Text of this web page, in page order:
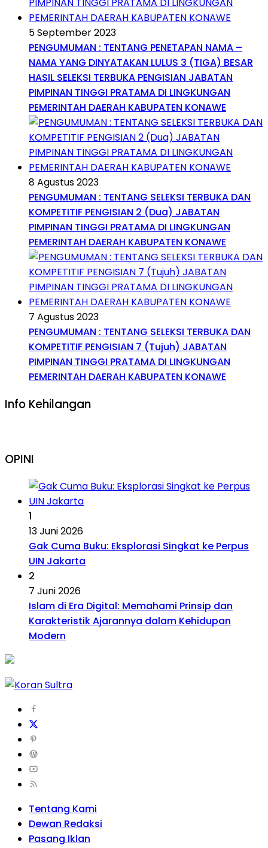
5 September 2023
PENGUMUMAN : TENTANG PENETAPAN NAMA –
NAMA YANG DINYATAKAN LULUS 3 (TIGA) BESAR
HASIL SELEKSI TERBUKA PENGISIAN JABATAN
PIMPINAN TINGGI PRATAMA DI LINGKUNGAN
PEMERINTAH DAERAH KABUPATEN KONAWE
8 Agustus 2023
PENGUMUMAN : TENTANG SELEKSI TERBUKA DAN
KOMPETITIF PENGISIAN 2 (Dua) JABATAN
PIMPINAN TINGGI PRATAMA DI LINGKUNGAN
PEMERINTAH DAERAH KABUPATEN KONAWE
7 Agustus 2023
PENGUMUMAN : TENTANG SELEKSI TERBUKA DAN
KOMPETITIF PENGISIAN 7 (Tujuh) JABATAN
PIMPINAN TINGGI PRATAMA DI LINGKUNGAN
PEMERINTAH DAERAH KABUPATEN KONAWE
Info Kehilangan
OPINI
1
13 Juni 2026
Gak Cuma Buku: Eksplorasi Singkat ke Perpus
UIN Jakarta
2
7 Juni 2026
Islam di Era Digital: Memahami Prinsip dan
Karakteristik Ajarannya dalam Kehidupan
Modern
Tentang Kami
Dewan Redaksi
Pasang Iklan